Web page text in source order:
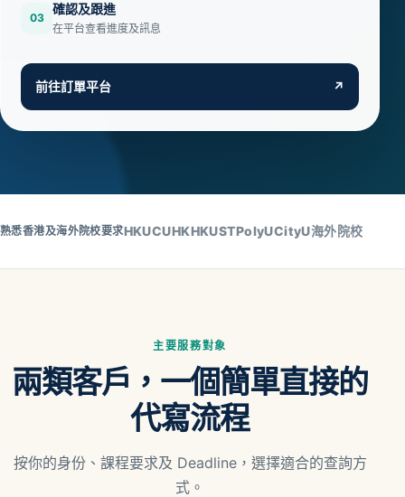
03
確認及跟進
在平台查看進度及訊息
前往訂單平台 ↗
熟悉香港及海外院校要求HKUCUHKHKUSTPolyUCityU海外院校
主要服務對象
兩類客戶，一個簡單直接的
代寫流程
按你的身份、課程要求及 Deadline，選擇適合的查詢方
式。